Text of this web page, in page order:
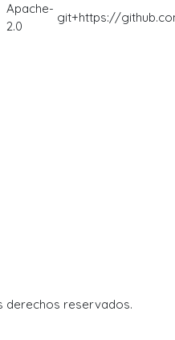
Apache-
2.0
git+https://
derechos reservados.